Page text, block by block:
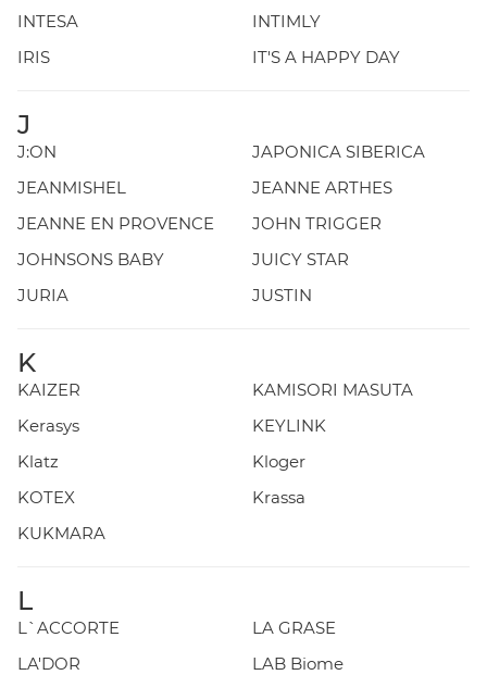
INTESA
INTIMLY
IRIS
IT'S A HAPPY DAY
J
J:ON
JAPONICA SIBERICA
JEANMISHEL
JEANNE ARTHES
JEANNE EN PROVENCE
JOHN TRIGGER
JOHNSONS BABY
JUICY STAR
JURIA
JUSTIN
K
KAIZER
KAMISORI MASUTA
Kerasys
KEYLINK
Klatz
Kloger
KOTEX
Krassa
KUKMARA
L
L`ACCORTE
LA GRASE
LA'DOR
LAB Biome